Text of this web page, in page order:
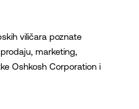
viličara poznate
marketing,
Oshkosh Corporation i